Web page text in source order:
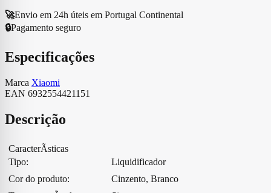
🚀Envio em 24h úteis em Portugal Continental
🔒Pagamento seguro
Especificações
Marca Xiaomi
EAN 6932554421151
Descrição
CaracterÃ­sticas
Tipo:
Liquidificador
Cor do produto:
Cinzento, Branco